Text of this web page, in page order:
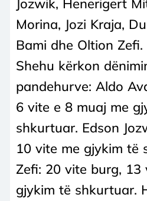
Morina, Jozi Kraja,
Bami dhe Oltion
Shehu kërkon
pandehurve: Aldo
6 vite e 8 muaj me
shkurtuar. Edson
10 vite me gjykim të
Zefi: 20 vite burg, 13
gjykim të shkurtuar.